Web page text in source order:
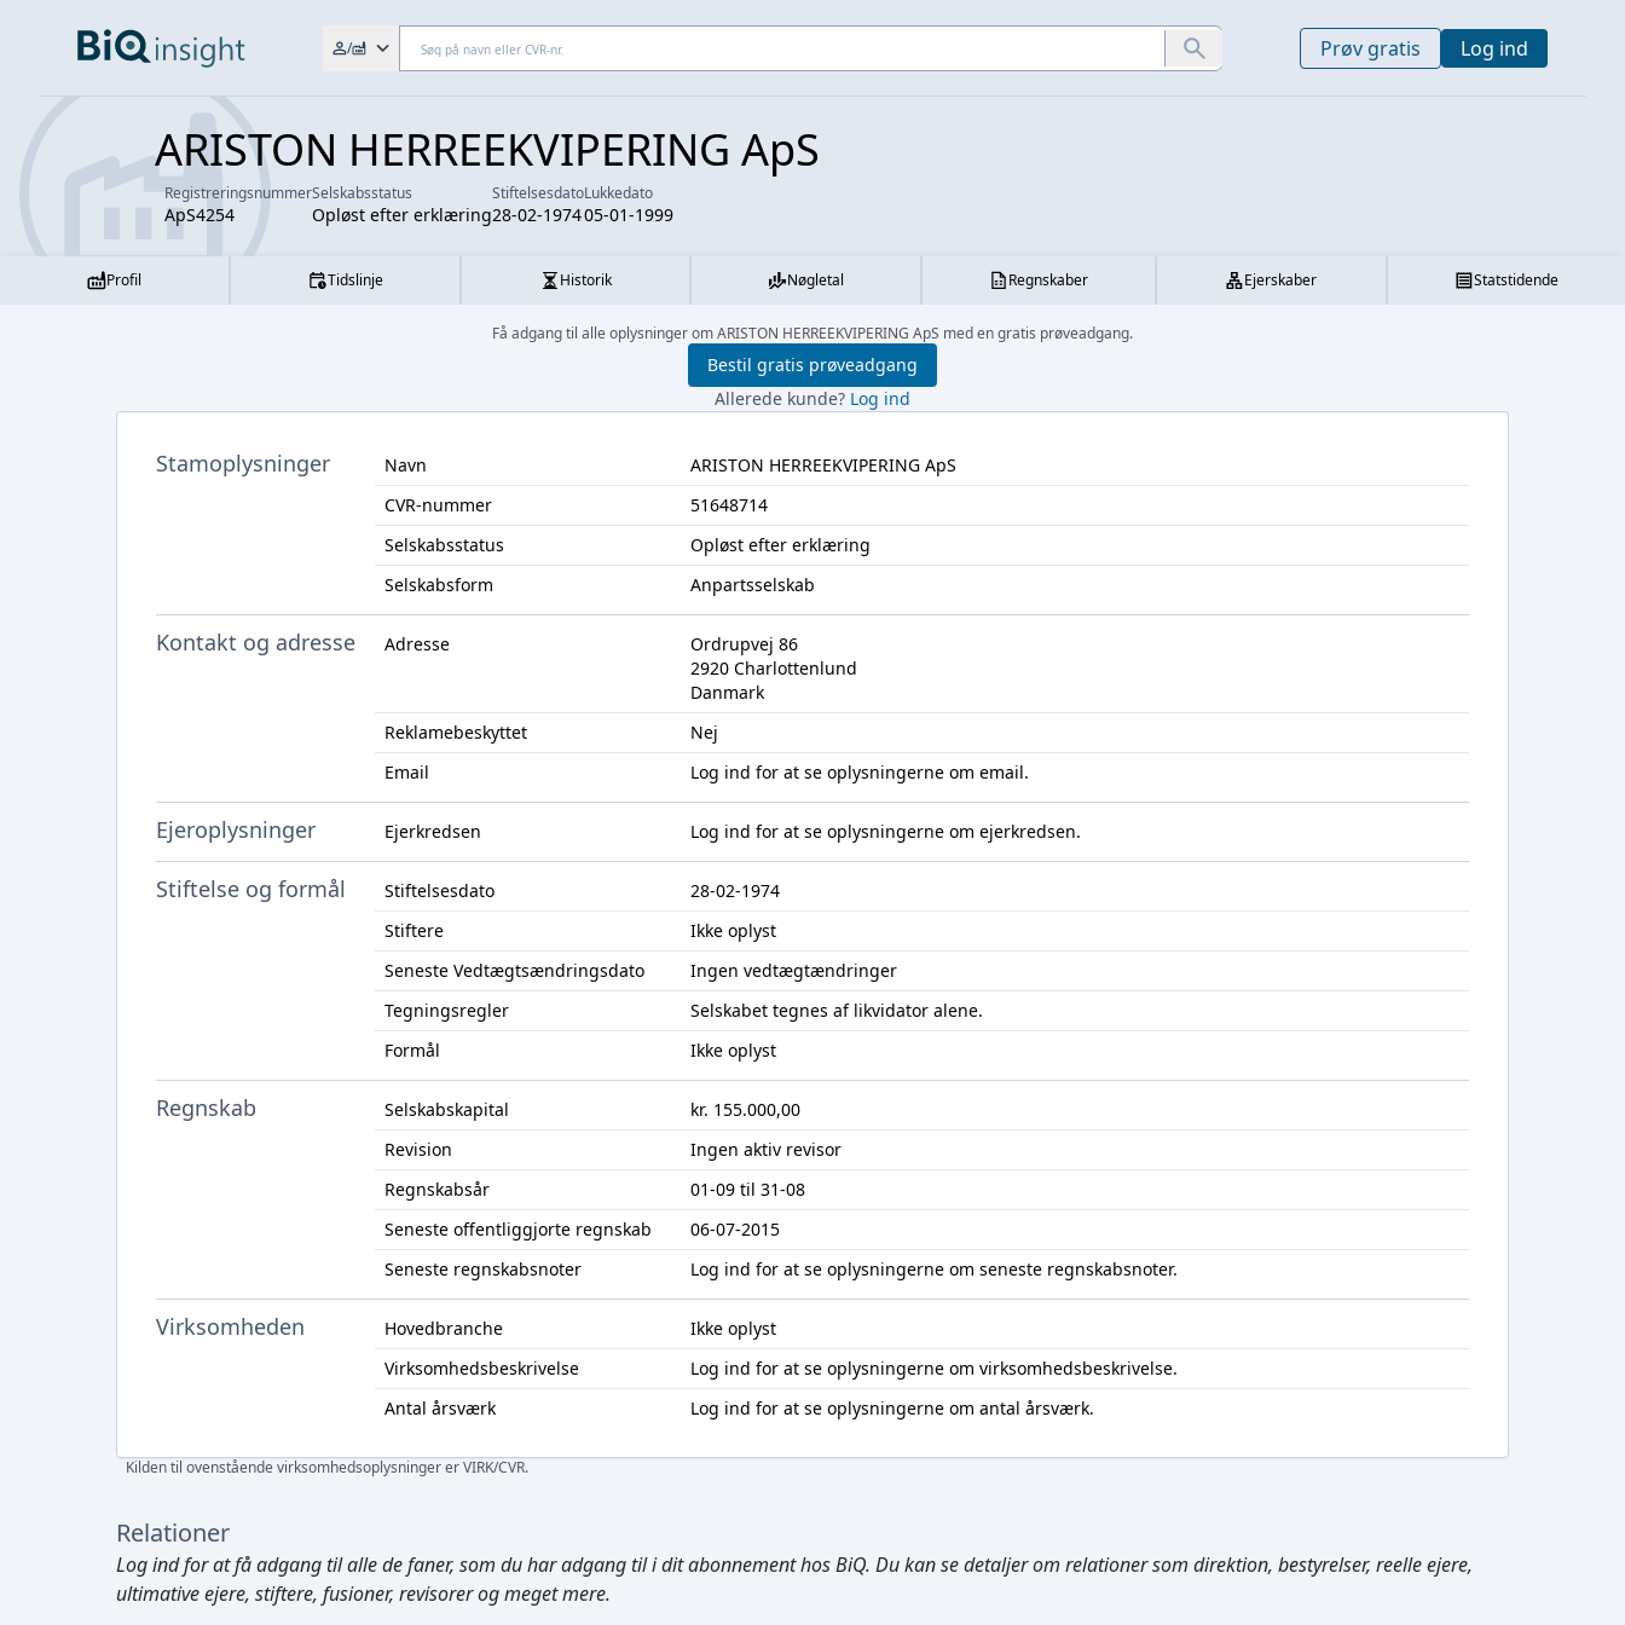
/ Prøv gratis Log ind
ARISTON HERREEKVIPERING ApS
Registreringsnummer
ApS4254
Selskabsstatus
Opløst efter erklæring
Stiftelsesdato
28-02-1974
Lukkedato
05-01-1999
Profil Tidslinje Historik Nøgletal Regnskaber Ejerskaber Statstidende
Få adgang til alle oplysninger om ARISTON HERREEKVIPERING ApS med en gratis prøveadgang.
Bestil gratis prøveadgang
Allerede kunde? Log ind
Stamoplysninger Navn
ARISTON HERREEKVIPERING ApS
CVR-nummer
51648714
Selskabsstatus
Opløst efter erklæring
Selskabsform
Anpartsselskab
Kontakt og adresse Adresse
Ordrupvej 86
2920 Charlottenlund
Danmark
Reklamebeskyttet
Nej
Email
Log ind for at se oplysningerne om email.
Ejeroplysninger Ejerkredsen Log ind for at se oplysningerne om ejerkredsen.
Stiftelse og formål Stiftelsesdato
28-02-1974
Stiftere
Ikke oplyst
Seneste Vedtægtsændringsdato
Ingen vedtægtændringer
Tegningsregler
Selskabet tegnes af likvidator alene.
Formål
Ikke oplyst
Regnskab Selskabskapital
kr. 155.000,00
Revision
Ingen aktiv revisor
Regnskabsår
01-09 til 31-08
Seneste offentliggjorte regnskab
06-07-2015
Seneste regnskabsnoter
Log ind for at se oplysningerne om seneste regnskabsnoter.
Virksomheden Hovedbranche
Ikke oplyst
Virksomhedsbeskrivelse
Log ind for at se oplysningerne om virksomhedsbeskrivelse.
Antal årsværk
Log ind for at se oplysningerne om antal årsværk.
Kilden til ovenstående virksomhedsoplysninger er VIRK/CVR.
Relationer
Log indfor at få adgang til alle de faner, som du har adgang til i dit abonnement hos BiQ. Du kan se detaljer om relationer som direktion, bestyrelser, reelle ejere,
ultimative ejere, stiftere, fusioner, revisorer og meget mere.